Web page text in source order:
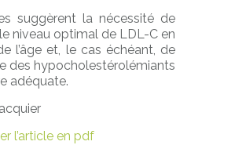
suggèrent la nécessité de
niveau optimal de LDL-C en
l’âge et, le cas échéant, de
des hypocholestérolémiants
adéquate.
l’article en pdf